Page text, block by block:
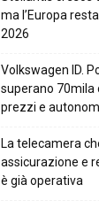
ma l’Europa
2026
Volkswagen ID.
superano 70mila
prezzi e
La telecamera
assicurazione e
è già operativa